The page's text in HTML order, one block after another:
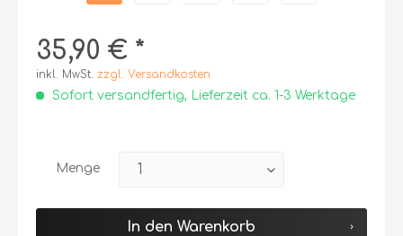
35,90 € *
inkl. MwSt. zzgl. Versandkosten
Sofort versandfertig, Lieferzeit ca. 1-3 Werktage
Menge
In den Warenkorb